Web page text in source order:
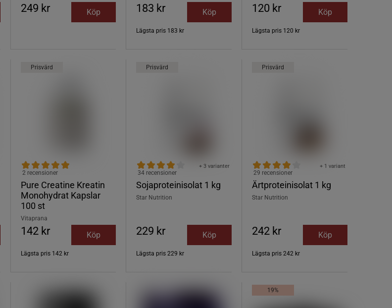
249 kr Köp 183 kr Köp
Lägsta pris 183 kr
120 kr Köp
Lägsta pris 120 kr
Prisvärd
Pure Creatine Kreatin
Monohydrat Kapslar
100 st
2 recensioner
Vitaprana
142 kr Köp
Lägsta pris 142 kr
Prisvärd
Sojaproteinisolat 1 kg
+ 3 varianter
34 recensioner
Star Nutrition
229 kr Köp
Lägsta pris 229 kr
Prisvärd
Ärtproteinisolat 1 kg
+ 1 variant
29 recensioner
Star Nutrition
242 kr Köp
Lägsta pris 242 kr
19%